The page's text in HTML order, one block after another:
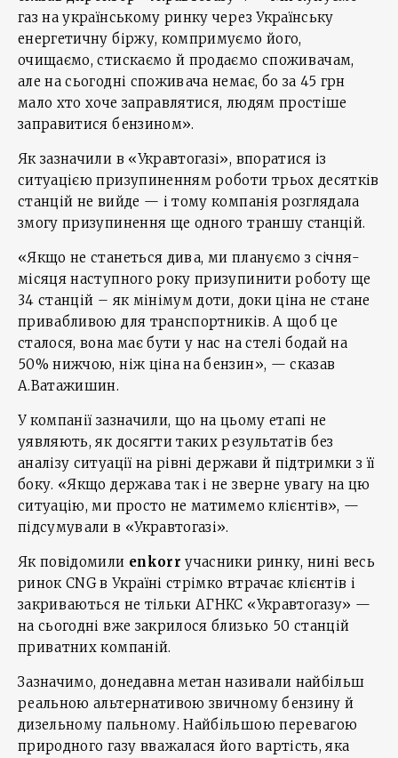
газ на українському ринку через Українську
енергетичну біржу, компримуємо його,
очищаємо, стискаємо й продаємо споживачам,
але на сьогодні споживача немає, бо за 45 грн
мало хто хоче заправлятися, людям простіше
заправитися бензином».
Як зазначили в «Укравтогазі», впоратися із
ситуацією призупиненням роботи трьох десятків
станцій не вийде — і тому компанія розглядала
змогу призупинення ще одного траншу станцій.
«Якщо не станеться дива, ми плануємо з січня-
місяця наступного року призупинити роботу ще
34 станцій – як мінімум доти, доки ціна не стане
привабливою для транспортників. А щоб це
сталося, вона має бути у нас на стелі бодай на
50% нижчою, ніж ціна на бензин», — сказав
А.Ватажишин.
У компанії зазначили, що на цьому етапі не
уявляють, як досягти таких результатів без
аналізу ситуації на рівні держави й підтримки з її
боку. «Якщо держава так і не зверне увагу на цю
ситуацію, ми просто не матимемо клієнтів», —
підсумували в «Укравтогазі».
Як повідомили enkorr учасники ринку, нині весь
ринок CNG в Україні стрімко втрачає клієнтів і
закриваються не тільки АГНКС «Укравтогазу» —
на сьогодні вже закрилося близько 50 станцій
приватних компаній.
Зазначимо, донедавна метан називали найбільш
реальною альтернативою звичному бензину й
дизельному пальному. Найбільшою перевагою
природного газу вважалася його вартість, яка